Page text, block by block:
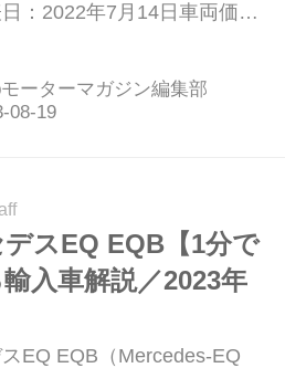
：2022年7月14日車両価
円
ーターマガジン編集部
スEQ EQB【1分で
入車解説／2023年
EQ EQB（Mercedes-EQ